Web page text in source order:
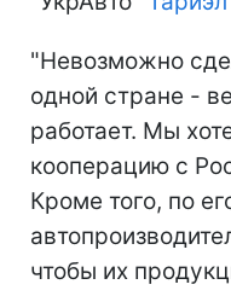
"Невозможно
одной стране -
работает. Мы
кооперацию с
Кроме того, по
чтобы их